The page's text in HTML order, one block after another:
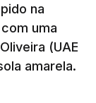
na
uma
(UAE
amarela.